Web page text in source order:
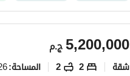
ج.م5,200,000
شقة 2
2 المساحة:
126